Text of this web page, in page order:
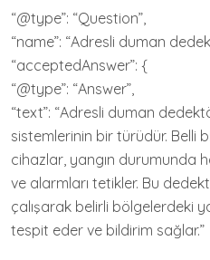
“@type”: “Question”,
“name”: “Adresli duman
“acceptedAnswer”: {
“@type”: “Answer”,
“text”: “Adresli duman
sistemlerinin bir türüdür. Belli
cihazlar, yangın durumunda
ve alarmları tetikler. Bu
çalışarak belirli bölgelerdeki
tespit eder ve bildirim sağlar.”